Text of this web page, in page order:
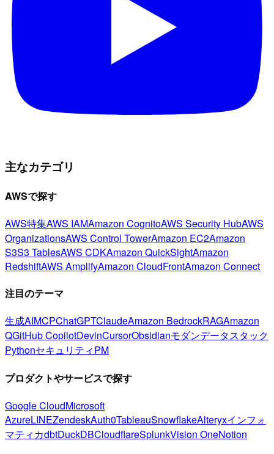
主なカテゴリ
AWSで探す
AWS特集AWS IAMAmazon CognitoAWS Security HubAWS
OrganizationsAWS Control TowerAmazon EC2Amazon
S3S3 TablesAWS CDKAmazon QuickSightAmazon
RedshiftAWS AmplifyAmazon CloudFrontAmazon Connect
注目のテーマ
生成AIMCPChatGPTClaudeAmazon BedrockRAGAmazon
QGitHub CopilotDevinCursorObsidianモダンデータスタック
PythonセキュリティPM
プロダクトやサービスで探す
Google CloudMicrosoft
AzureLINEZendeskAuth0TableauSnowflakeAlteryxインフォ
マティカdbtDuckDBCloudflareSplunkVision OneNotion